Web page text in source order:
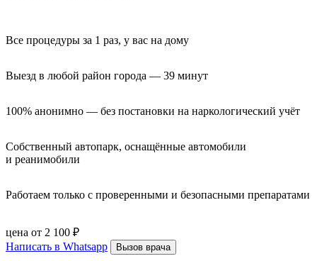
Все процедуры за 1 раз, у вас на дому
Выезд в любой район города — 39 минут
100% анонимно — без постановки на наркологический учёт
Собственный автопарк, оснащённые автомобили
и реанимобили
Работаем только с проверенными и безопасными препаратами
цена от 2 100 ₽
Написать в Whatsapp
Вызов врача